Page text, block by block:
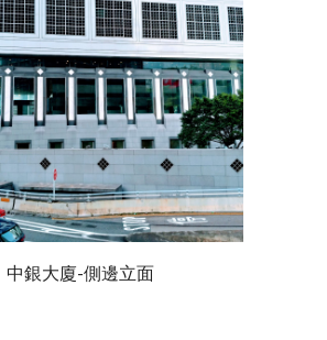
中銀大廈-側邊立面